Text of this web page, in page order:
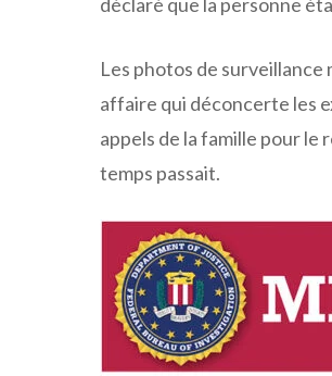
Les photos de
affaire qui déconcerte les
appels de la famille pour le
temps passait.